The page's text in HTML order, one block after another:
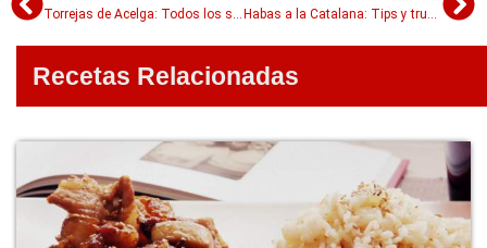
Recetas Relacionadas